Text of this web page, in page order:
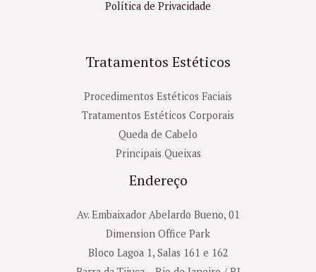
Política de Privacidade
Tratamentos Estéticos
Procedimentos Estéticos Faciais
Tratamentos Estéticos Corporais
Queda de Cabelo
Principais Queixas
Endereço
Av. Embaixador Abelardo Bueno, 01
Dimension Office Park
Bloco Lagoa 1, Salas 161 e 162